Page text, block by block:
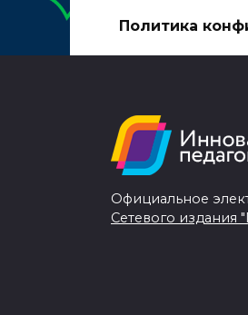
Политика
Официальное
Сетевого издания